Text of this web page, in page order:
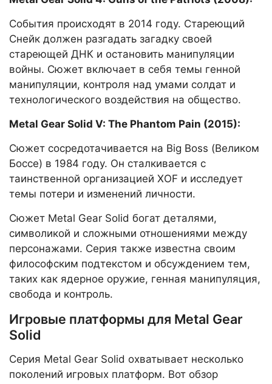
События происходят в 2014 году. Стареющий
Снейк должен разгадать загадку своей
стареющей ДНК и остановить манипуляции
войны. Сюжет включает в себя темы генной
манипуляции, контроля над умами солдат и
технологического воздействия на общество.
Metal Gear Solid V: The Phantom Pain (2015):
Сюжет сосредотачивается на Big Boss (Великом
Боссе) в 1984 году. Он сталкивается с
таинственной организацией XOF и исследует
темы потери и изменений личности.
Сюжет Metal Gear Solid богат деталями,
символикой и сложными отношениями между
персонажами. Серия также известна своим
философским подтекстом и обсуждением тем,
таких как ядерное оружие, генная манипуляция,
свобода и контроль.
Игровые платформы для Metal Gear
Solid
Серия Metal Gear Solid охватывает несколько
поколений игровых платформ. Вот обзор